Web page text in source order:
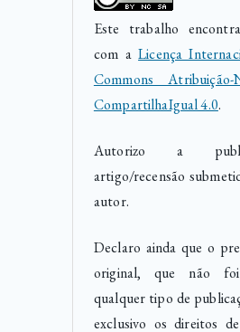
Este trabalho
com aLicença
Commons Atribuição-
CompartilhaIgual 4.0.
Autorizo a
artigo/recensão
autor.
Declaro ainda que o
original, que não
qualquer tipo de
exclusivo os direitos